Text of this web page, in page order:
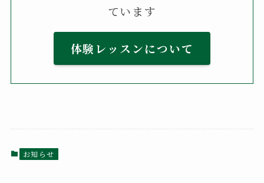
ています
体験レッスンについて
お知らせ